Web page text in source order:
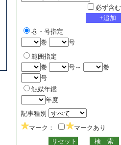
必ず含む
巻・号指定
巻
号
範囲指定
巻
号～
巻
号
触媒年鑑
年度
記事種別
マーク：
マークあり